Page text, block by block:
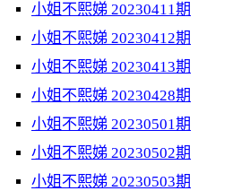
小姐不熙娣 20230411期
小姐不熙娣 20230412期
小姐不熙娣 20230413期
小姐不熙娣 20230428期
小姐不熙娣 20230501期
小姐不熙娣 20230502期
小姐不熙娣 20230503期